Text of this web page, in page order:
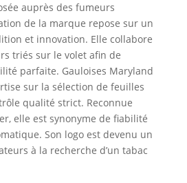
auprès des fumeurs
de la marque repose sur un
et innovation. Elle collabore
triés sur le volet afin de
parfaite. Gauloises Maryland
sur la sélection de feuilles
qualité strict. Reconnue
elle est synonyme de fiabilité
Son logo est devenu un
à la recherche d’un tabac